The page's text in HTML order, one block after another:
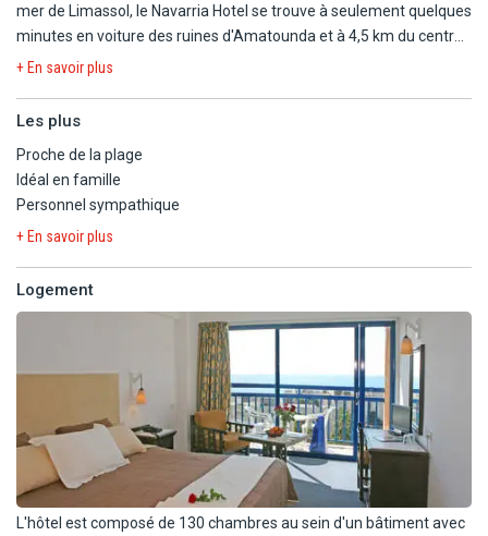
mer de Limassol, le Navarria Hotel se trouve à seulement quelques
minutes en voiture des ruines d'Amatounda et à 4,5 km du centre
ville de Limassol.
Limassol, connue sous le nom de "la ville qui ne dort jamais", est
Le Navarria Hotel vous offrira un confort parfait afin de pouvoir
profiter de votre séjour sur l'île de Chypre !
km.
+ En savoir plus
Les plus
Proche de la plage
Idéal en famille
Personnel sympathique
+ En savoir plus
Logement
L'hôtel est composé de 130 chambres au sein d'un bâtiment avec